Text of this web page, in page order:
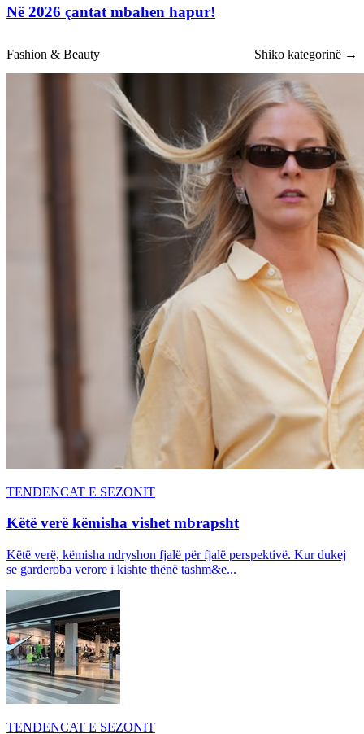
Në 2026 çantat mbahen hapur!
Fashion & Beauty Shiko kategorinë →
TENDENCAT E SEZONIT
Këtë verë këmisha vishet mbrapsht
Këtë verë, këmisha ndryshon fjalë për fjalë perspektivë. Kur dukej
se garderoba verore i kishte thënë tashm&e...
TENDENCAT E SEZONIT